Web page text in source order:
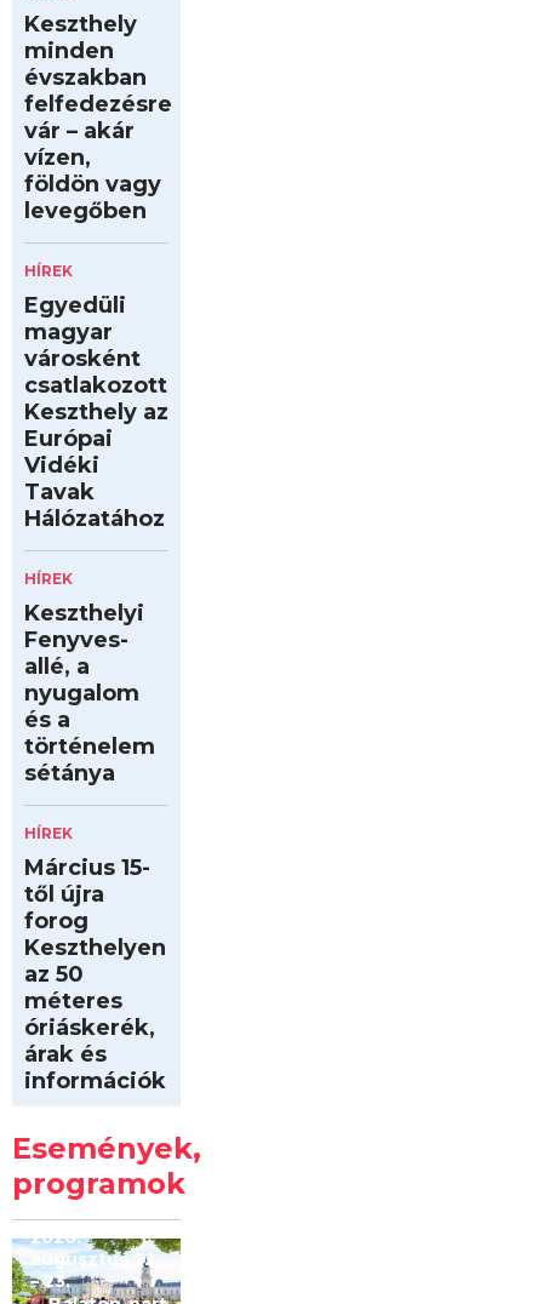
Keszthely
minden
évszakban
felfedezésre
vár – akár
vízen,
földön vagy
levegőben
HÍREK
Egyedüli
magyar
városként
csatlakozott
Keszthely az
Európai
Vidéki
Tavak
Hálózatához
HÍREK
Keszthelyi
Fenyves-
allé, a
nyugalom
és a
történelem
sétánya
HÍREK
Március 15-
től újra
forog
Keszthelyen
az 50
méteres
óriáskerék,
árak és
információk
Események,
programok
Kilóméterek
2026
2026.
augusztus 22
– 23.